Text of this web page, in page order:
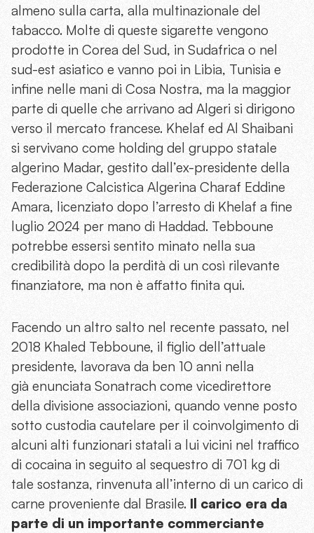
almeno sulla carta, alla multinazionale del
tabacco. Molte di queste sigarette vengono
prodotte in Corea del Sud, in Sudafrica o nel
sud-est asiatico e vanno poi in Libia, Tunisia e
infine nelle mani di Cosa Nostra, ma la maggior
parte di quelle che arrivano ad Algeri si dirigono
verso il mercato francese. Khelaf ed Al Shaibani
si servivano come holding del gruppo statale
algerino Madar, gestito dall’ex-presidente della
Federazione Calcistica Algerina Charaf Eddine
Amara, licenziato dopo l’arresto di Khelaf a fine
luglio 2024 per mano di Haddad. Tebboune
potrebbe essersi sentito minato nella sua
credibilità dopo la perdità di un così rilevante
finanziatore, ma non è affatto finita qui.
Facendo un altro salto nel recente passato, nel
2018 Khaled Tebboune, il figlio dell’attuale
presidente, lavorava da ben 10 anni nella
già enunciata Sonatrach come vicedirettore
della divisione associazioni, quando venne posto
sotto custodia cautelare per il coinvolgimento di
alcuni alti funzionari statali a lui vicini nel traffico
di cocaina in seguito al sequestro di 701 kg di
tale sostanza, rinvenuta all’interno di un carico di
carne proveniente dal Brasile. Il carico era da
parte di un importante commerciante